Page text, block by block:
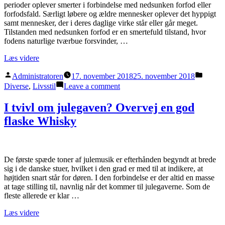
dit
nye
badeværelse
perioder oplever smerter i forbindelse med nedsunken forfod eller
forfodsfald. Særligt løbere og ældre mennesker oplever det hyppigt
samt mennesker, der i deres daglige virke står eller går meget.
Tilstanden med nedsunken forfod er en smertefuld tilstand, hvor
fodens naturlige tværbue forsvinder, …
Læs videre“5
øvelser
til
forfod”
Posted
by
Administratoren 17. november 201825. november 2018
Diverse, Livsstil Leave a commenton
naturlige
øvelser
I tvivl om julegaven? Overvej en god
flaske Whisky
De første spæde toner af julemusik er efterhånden begyndt at brede
sig i de danske stuer, hvilket i den grad er med til at indikere, at
højtiden snart står for døren. I den forbindelse er der altid en masse
at tage stilling til, navnlig når det kommer til julegaverne. Som de
fleste allerede er klar …
Læs videre“I